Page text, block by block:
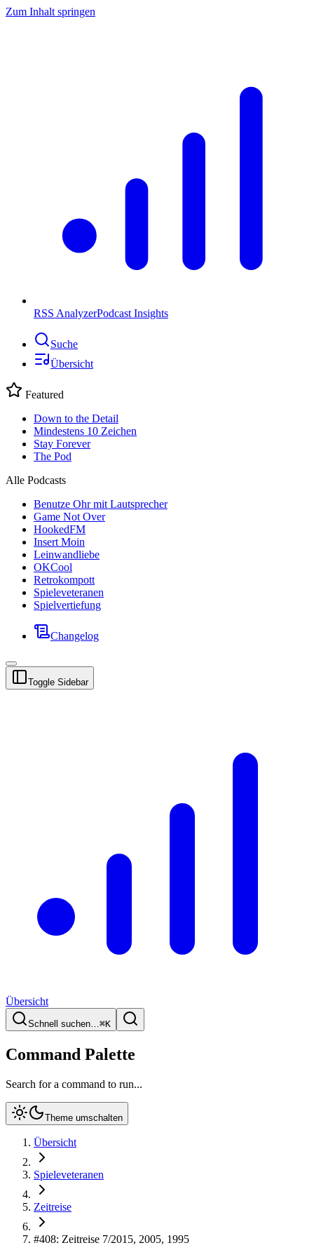
Zum Inhalt springen
RSS AnalyzerPodcast Insights
Suche
Übersicht
Featured
Down to the Detail
Mindestens 10 Zeichen
Stay Forever
The Pod
Alle Podcasts
Benutze Ohr mit Lautsprecher
Game Not Over
HookedFM
Insert Moin
Leinwandliebe
OKCool
Retrokompott
Spieleveteranen
Spielvertiefung
Changelog
Toggle Sidebar
Übersicht
Schnell suchen…⌘K
Command Palette
Search for a command to run...
Theme umschalten
Übersicht
Spieleveteranen
Zeitreise
#408: Zeitreise 7/2015, 2005, 1995